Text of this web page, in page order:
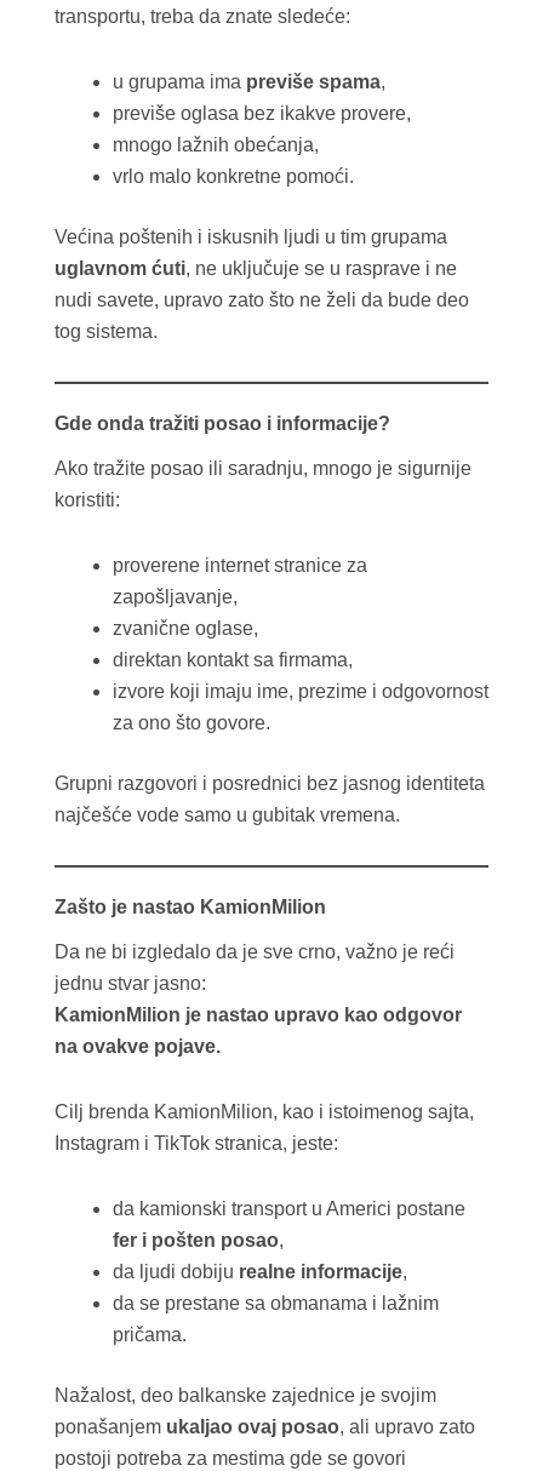
transportu, treba da znate sledeće:
u grupama ima previše spama,
previše oglasa bez ikakve provere,
mnogo lažnih obećanja,
vrlo malo konkretne pomoći.
Većina poštenih i iskusnih ljudi u tim grupama
uglavnom ćuti, ne uključuje se u rasprave i ne
nudi savete, upravo zato što ne želi da bude deo
tog sistema.
Gde onda tražiti posao i informacije?
Ako tražite posao ili saradnju, mnogo je sigurnije
koristiti:
proverene internet stranice za
zapošljavanje,
zvanične oglase,
direktan kontakt sa firmama,
izvore koji imaju ime, prezime i odgovornost
za ono što govore.
Grupni razgovori i posrednici bez jasnog identiteta
najčešće vode samo u gubitak vremena.
Zašto je nastao KamionMilion
Da ne bi izgledalo da je sve crno, važno je reći
jednu stvar jasno:
KamionMilion je nastao upravo kao odgovor
na ovakve pojave.
Cilj brenda KamionMilion, kao i istoimenog sajta,
Instagram i TikTok stranica, jeste:
da kamionski transport u Americi postane
fer i pošten posao,
da ljudi dobiju realne informacije,
da se prestane sa obmanama i lažnim
pričama.
Nažalost, deo balkanske zajednice je svojim
ponašanjem ukaljao ovaj posao, ali upravo zato
postoji potreba za mestima gde se govori